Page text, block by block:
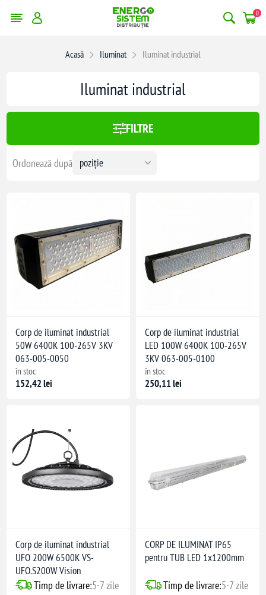
0
Acasă Iluminat Iluminat industrial
filtrele
955
Iluminat industrial
FILTRE
Ordonează după
Corp de iluminat industrial
50W 6400K 100-265V 3KV
063-005-0050
în stoc
152,42 lei
Corp de iluminat industrial
LED 100W 6400K 100-265V
3KV 063-005-0100
în stoc
250,11 lei
Corp de iluminat industrial
UFO 200W 6500K VS-
UFO.S200W Vision
Timp de livrare:5-7 zile
CORP DE ILUMINAT IP65
pentru TUB LED 1x1200mm
Timp de livrare:5-7 zile